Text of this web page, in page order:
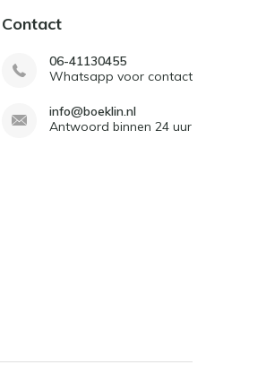
Contact
06-41130455
Whatsapp voor contact
info@boeklin.nl
Antwoord binnen 24 uur